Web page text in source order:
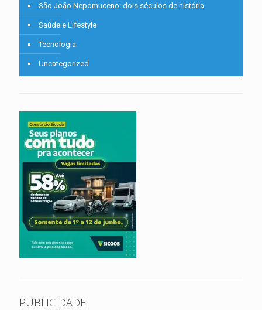
São João Nepomuceno: dois séculos de história
Saúde e Lifestyle
Tecnologia
Uncategorized
PUBLICIDADE